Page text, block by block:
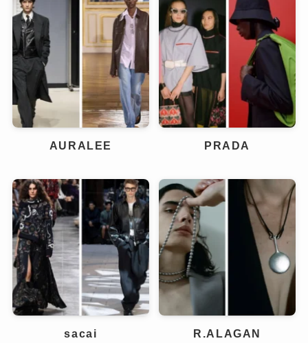
AURALEE PRADA
sacai R.ALAGAN